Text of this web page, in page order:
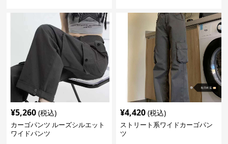
¥5,260 (税込)
カーゴパンツ ルーズシルエット
ワイドパンツ
¥4,420 (税込)
ストリート系ワイドカーゴパン
ツ